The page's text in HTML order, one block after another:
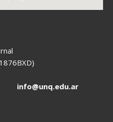
info@unq.edu.ar